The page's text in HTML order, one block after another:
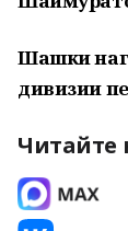
Шашки
дивизии
Читайте